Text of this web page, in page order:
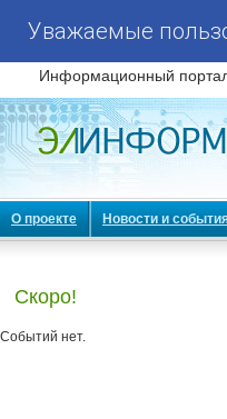
Уважаемые
Информационный портал
О проекте Новости и
Скоро!
Событий нет.